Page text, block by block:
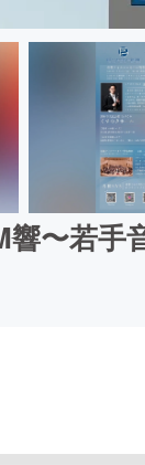
響〜若手